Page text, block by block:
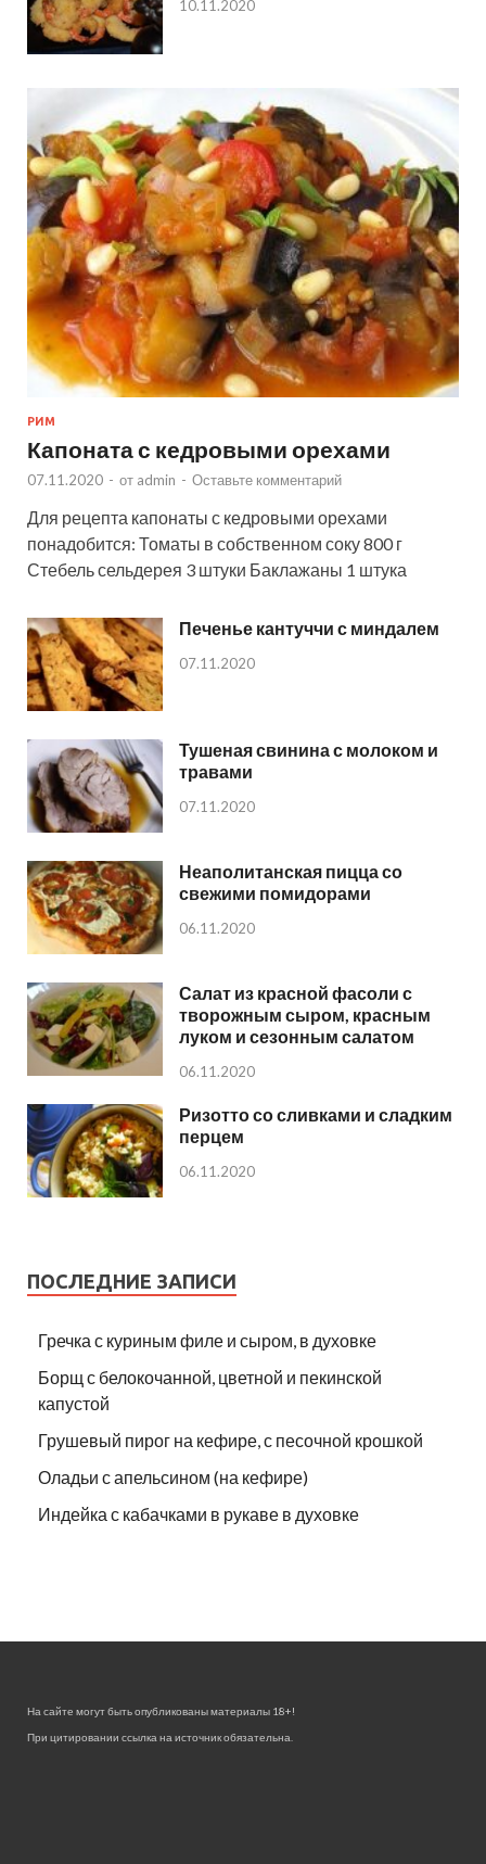
10.11.2020
РИМ
Капоната с кедровыми орехами
07.11.2020 - от admin - Оставьте комментарий
Для рецепта капонаты с кедровыми орехами
понадобится: Томаты в собственном соку 800 г
Стебель сельдерея 3 штуки Баклажаны 1 штука
Печенье кантуччи с миндалем
07.11.2020
Тушеная свинина с молоком и
травами
07.11.2020
Неаполитанская пицца со
свежими помидорами
06.11.2020
Салат из красной фасоли с
творожным сыром, красным
луком и сезонным салатом
06.11.2020
Ризотто со сливками и сладким
перцем
06.11.2020
ПОСЛЕДНИЕ ЗАПИСИ
Гречка с куриным филе и сыром, в духовке
Борщ с белокочанной, цветной и пекинской
капустой
Грушевый пирог на кефире, с песочной крошкой
Оладьи с апельсином (на кефире)
Индейка с кабачками в рукаве в духовке
На сайте могут быть опубликованы материалы 18+!
При цитировании ссылка на источник обязательна.